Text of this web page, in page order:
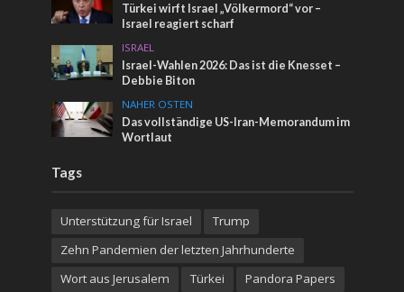
Türkei wirft Israel „Völkermord“ vor –
Israel reagiert scharf
ISRAEL
Israel-Wahlen 2026: Das ist die Knesset –
Debbie Biton
NAHER OSTEN
Das vollständige US-Iran-Memorandum im
Wortlaut
Tags
Unterstützung für Israel
Trump
Zehn Pandemien der letzten Jahrhunderte
Wort aus Jerusalem
Türkei Pandora Papers